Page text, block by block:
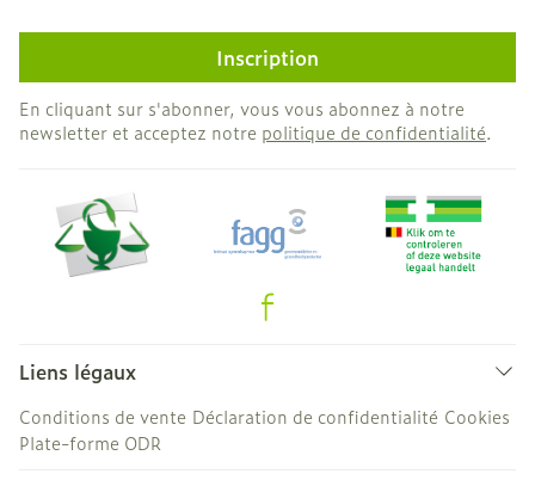
Inscription
En cliquant sur s'abonner, vous vous abonnez à notre
newsletter et acceptez notre politique de confidentialité.
Liens légaux
Conditions de vente Déclaration de confidentialité Cookies
Plate-forme ODR